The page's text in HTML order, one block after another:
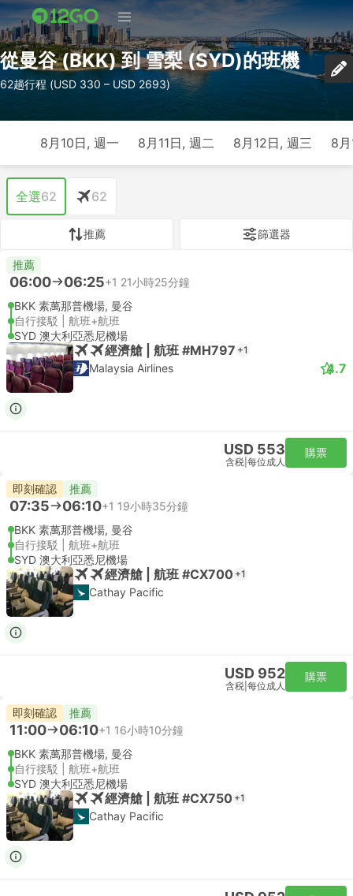
從曼谷 (BKK) 到 雪梨 (SYD)的班機
62趟行程 (USD 330 – USD 2693)
8月10日, 週一 8月11日, 週二 8月12日, 週三 8
全選62 62
推薦 篩選器
推薦
06:00 06:25+1 21小時25分鐘
BKK 素萬那普機場, 曼谷
自行接駁 | 航班+航班
SYD 澳大利亞悉尼機場
經濟艙 | 航班 #MH797 +1
Malaysia Airlines 4.7
USD 553
含税 每位成人
購票
即刻確認 推薦
07:35 06:10+1 19小時35分鐘
BKK 素萬那普機場, 曼谷
自行接駁 | 航班+航班
SYD 澳大利亞悉尼機場
經濟艙 | 航班 #CX700 +1
Cathay Pacific
USD 952
含税 每位成人
購票
即刻確認 推薦
11:00 06:10+1 16小時10分鐘
BKK 素萬那普機場, 曼谷
自行接駁 | 航班+航班
SYD 澳大利亞悉尼機場
經濟艙 | 航班 #CX750 +1
Cathay Pacific